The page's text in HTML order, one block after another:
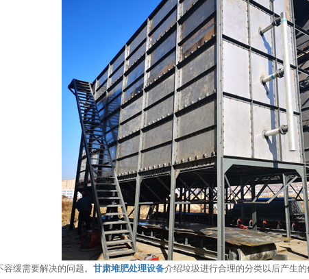
缓需要解决的问题。 甘肃堆肥处理设备介绍垃圾进行合理的分类以后产生